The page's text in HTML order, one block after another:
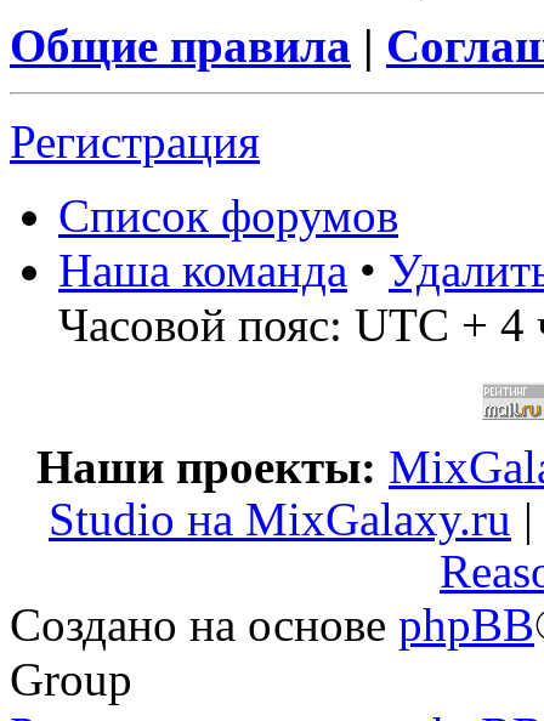
Общие правила |
Регистрация
Список форумов
Наша команда •
Часовой пояс: UTC + 4
Наши проекты:
Studio на MixGalaxy.ru |
Создано на основе phpBB
Group